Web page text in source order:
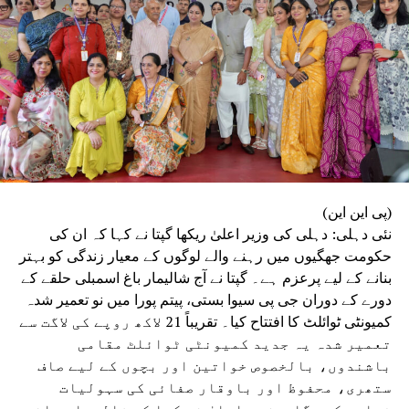
امدادی سامان یا امداد قبول نہ کریں ۔فرقہ
پرستی پھیلانے والوں کی ہم شدید مذمت کرتے ہیں۔
(پی این این)
نئی دہلی: دہلی کی وزیر اعلیٰ ریکھا گپتا نے کہا کہ ان کی
حکومت جھگیوں میں رہنے والے لوگوں کے معیار زندگی کو بہتر
بنانے کے لیے پرعزم ہے۔ گپتا نے آج شالیمار باغ اسمبلی حلقے کے
دورے کے دوران جی پی سیوا بستی، پیتم پورا میں نو تعمیر شدہ
کمیونٹی ٹوائلٹ کا افتتاح کیا۔ تقریباً 21 لاکھ روپے کی لاگت سے
تعمیر شدہ یہ جدید کمیونٹی ٹوائلٹ مقامی
باشندوں، بالخصوص خواتین اور بچوں کے لیے صاف
ستھری، محفوظ اور باوقار صفائی کی سہولیات